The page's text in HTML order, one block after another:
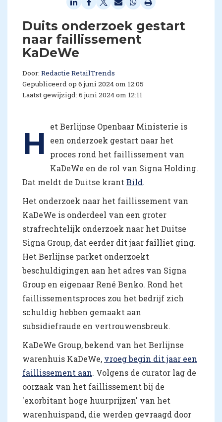
Duits onderzoek gestart
naar faillissement
KaDeWe
Door: Redactie RetailTrends
Gepubliceerd op 6 juni 2024 om 12:05
Laatst gewijzigd: 6 juni 2024 om 12:11
H
et Berlijnse Openbaar Ministerie is
een onderzoek gestart naar het
proces rond het faillissement van
KaDeWe en de rol van Signa Holding.
Dat meldt de Duitse krant Bild.
Het onderzoek naar het faillissement van
KaDeWe is onderdeel van een groter
strafrechtelijk onderzoek naar het Duitse
Signa Group, dat eerder dit jaar failliet ging.
Het Berlijnse parket onderzoekt
beschuldigingen aan het adres van Signa
Group en eigenaar René Benko. Rond het
faillissementsproces zou het bedrijf zich
schuldig hebben gemaakt aan
subsidiefraude en vertrouwensbreuk.
KaDeWe Group, bekend van het Berlijnse
warenhuis KaDeWe, vroeg begin dit jaar een
faillissement aan. Volgens de curator lag de
oorzaak van het faillissement bij de
'exorbitant hoge huurprijzen' van het
warenhuispand, die werden gevraagd door